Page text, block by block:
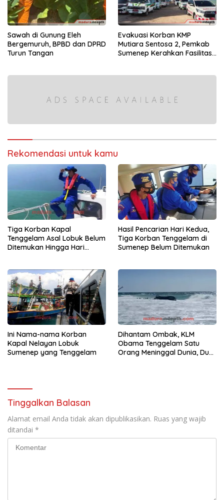
Sawah di Gunung Eleh
Bergemuruh, BPBD dan DPRD
Turun Tangan
Evakuasi Korban KMP
Mutiara Sentosa 2, Pemkab
Sumenep Kerahkan Fasilitas
Rekomendasi untuk kamu
Tiga Korban Kapal
Tenggelam Asal Lobuk Belum
Ditemukan Hingga Hari
Hasil Pencarian Hari Kedua,
Tiga Korban Tenggelam di
Sumenep Belum Ditemukan
Ini Nama-nama Korban
Kapal Nelayan Lobuk
Sumenep yang Tenggelam
Dihantam Ombak, KLM
Obama Tenggelam Satu
Orang Meninggal Dunia, Dua
Tinggalkan Balasan
Alamat email Anda tidak akan dipublikasikan. Ruas yang wajib
ditandai *